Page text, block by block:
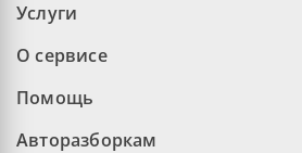
Услуги
О сервисе
Помощь
Авторазборкам